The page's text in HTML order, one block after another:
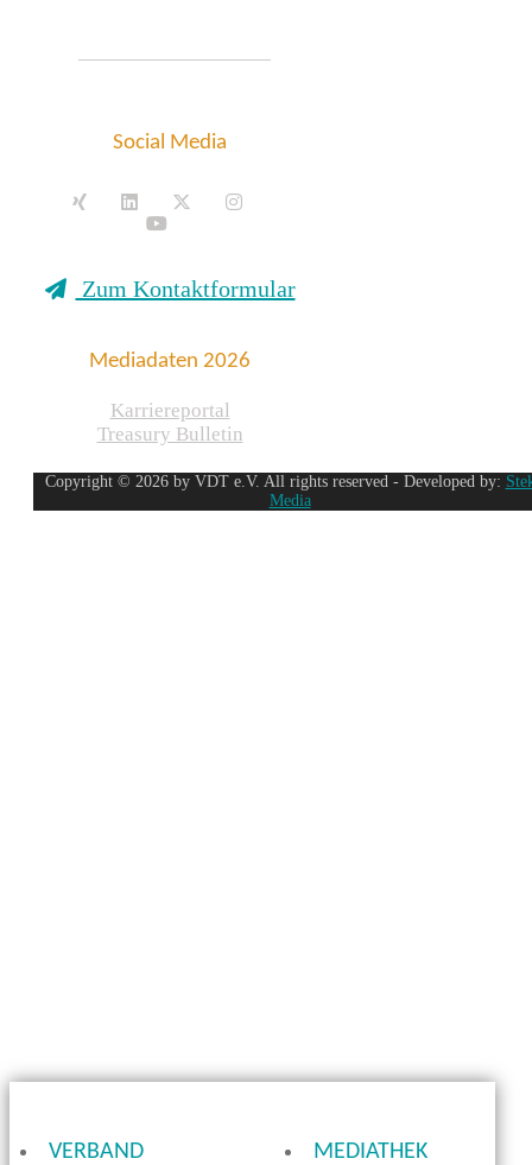
Social Media
Zum Kontaktformular
Mediadaten 2026
Karriereportal
Treasury Bulletin
Copyright © 2026 by VDT e.V. All rights reserved - Developed by:
Media
VERBAND MEDIATHEK